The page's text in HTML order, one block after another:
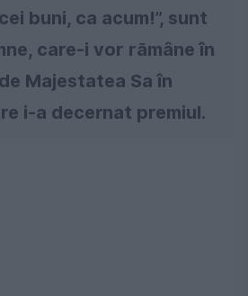
buni, ca acum!”, sunt
care-i vor rămâne în
Majestatea Sa în
i-a decernat premiul.